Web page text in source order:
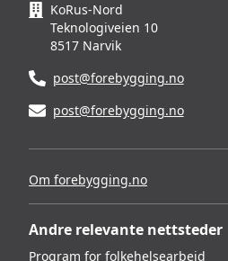
KoRus-Nord
Teknologiveien 10
8517 Narvik
post@forebygging.no
post@forebygging.no
Om forebygging.no
Andre relevante nettsteder
Program for folkehelsearbeid